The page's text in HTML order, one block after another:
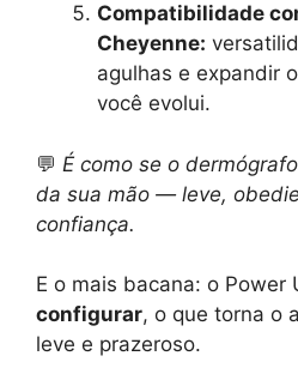
Compatibilidade
Cheyenne:
agulhas e expandir
você evolui.
💬 É como se o
da sua mão — leve,
confiança.
E o mais bacana: o Power
configurar, o que torna o
leve e prazeroso.